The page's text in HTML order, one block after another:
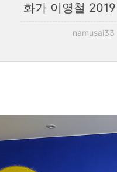
화가 이영철
namusai33